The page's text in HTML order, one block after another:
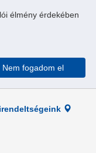
élmény érdekében
Nem fogadom el